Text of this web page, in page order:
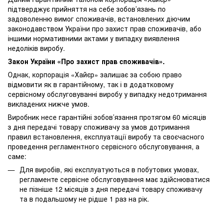
підтверджує прийняття на себе зобов’язань по
задоволенню вимог споживачів, встановлених діючим
законодавством України про захист прав споживачів, або
іншими нормативними актами у випадку виявлення
недоліків виробу.
Закон України «Про захист прав споживачів».
Однак, корпорація «Хайєр» залишає за собою право
відмовити як в гарантійному, так і в додатковому
сервісному обслуговуванні виробу у випадку недотримання
викладених нижче умов.
Виробник несе гарантійні зобов’язання протягом 60 місяців
з дня передачі товару споживачу за умов дотримання
правил встановлення, експлуатації виробу та своєчасного
проведення регламентного сервісного обслуговування, а
саме:
Для виробів, які експлуатуються в побутових умовах,
регламенте сервісне обслуговування має здійснюватися
не пізніше 12 місяців з дня передачі товару споживачу
та в подальшому не рідше 1 раз на рік.